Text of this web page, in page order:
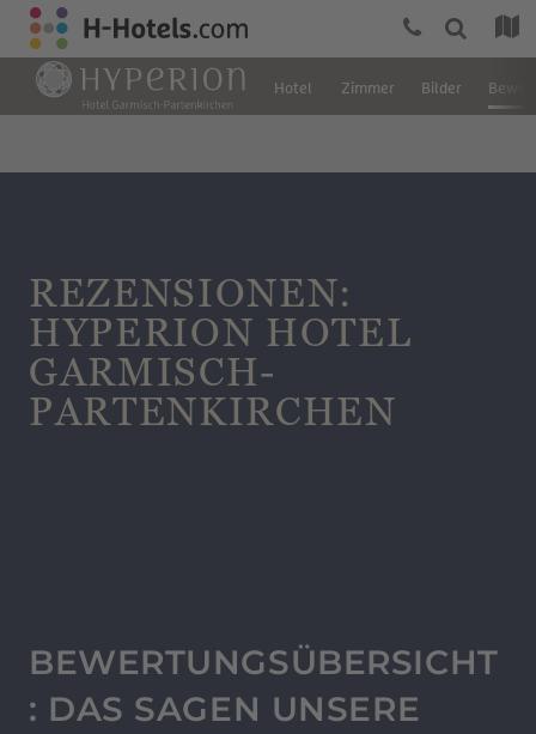
Hotel Zimmer Bilder
REZENSIONEN:
HYPERION HOTEL
GARMISCH-
PARTENKIRCHEN
BEWERTUNGSÜBERSICHT
: DAS SAGEN UNSERE